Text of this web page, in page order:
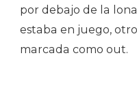
por debajo de la
estaba en juego,
marcada como out.